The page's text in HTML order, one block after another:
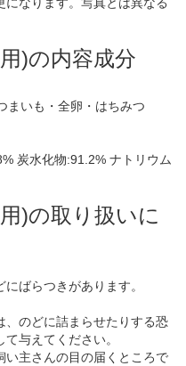
)の内容成分
いも・全卵・はちみつ
炭水化物:91.2% ナトリウム
)の取り扱いに
ばらつきがあります。
、のどに詰まらせたりする恐
与えてください。
い主さんの目の届くところで